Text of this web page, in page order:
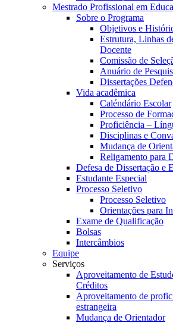
Mestrado Profissional em
Sobre o Programa
Objetivos e
Estrutura, Linhas
Docente
Comissão de
Anuário de
Dissertações
Vida acadêmica
Caléndário Escolar
Processo de
Proficiência –
Disciplinas e
Mudança de
Religamento para
Defesa de Dissertação e
Estudante Especial
Processo Seletivo
Processo Seletivo
Orientações para
Exame de Qualificação
Bolsas
Intercâmbios
Equipe
Serviços
Aproveitamento de
Créditos
Aproveitamento de
estrangeira
Mudança de Orientador